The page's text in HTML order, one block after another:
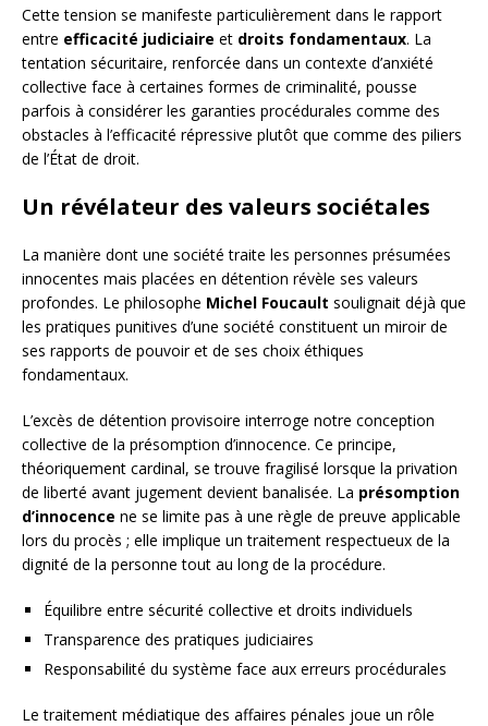
Cette tension se manifeste particulièrement dans le rapport
entre efficacité judiciaire et droits fondamentaux. La
tentation sécuritaire, renforcée dans un contexte d’anxiété
collective face à certaines formes de criminalité, pousse
parfois à considérer les garanties procédurales comme des
obstacles à l’efficacité répressive plutôt que comme des piliers
de l’État de droit.
Un révélateur des valeurs sociétales
La manière dont une société traite les personnes présumées
innocentes mais placées en détention révèle ses valeurs
profondes. Le philosophe Michel Foucault soulignait déjà que
les pratiques punitives d’une société constituent un miroir de
ses rapports de pouvoir et de ses choix éthiques
fondamentaux.
L’excès de détention provisoire interroge notre conception
collective de la présomption d’innocence. Ce principe,
théoriquement cardinal, se trouve fragilisé lorsque la privation
de liberté avant jugement devient banalisée. La présomption
d’innocence ne se limite pas à une règle de preuve applicable
lors du procès ; elle implique un traitement respectueux de la
dignité de la personne tout au long de la procédure.
Équilibre entre sécurité collective et droits individuels
Transparence des pratiques judiciaires
Responsabilité du système face aux erreurs procédurales
Le traitement médiatique des affaires pénales joue un rôle